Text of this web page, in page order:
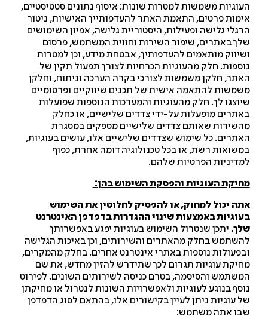
משמשות למטרות שונות: איסוף נתונים סטטיסטיים,
פרטים, התאמת האתר להעדפותייך האישיות, ניטור
גלישה ופעילות, היסטוריית גלישה, אפיון השימושים
באתרים, שיפור השירות וחווית המשתמש, פרסום
מותאמים להעדפותיך, אבטחת מידע, וכן למטרות
חלק מהעוגיות הכרחיות לצורך תפעול תקין של
חלקן משמשות לצורכי בקרה הערכה וניתוח, וחלקן
להתאמה אישית של תכנים שיווקיים ופרסומיים
לך. חלק מהעוגיות והמערכות הנוספות שפועלות
מופעלות על-ידי צדדים שלישיים, או כחלק
שאותם צדדים שלישיים מספקים במסגרת
כל שימוש שצדדים שלישיים אלו, עושים בעוגיות,
רשת, או בכל טכנולוגיה דומה אחרת, כפוף
הפרטיות שלהם.
העוגיות והפסקת השימוש בהן:
יכול למחוק, או להפסיק לחלוטין את השימוש
באמצעות שינוי ההגדרות בדפדפן האינטרנט
יתכן שנטרול השימוש בעוגיות יפגע באפשרותך
בחלק מהאתרים והשירותים, וכן באיכות הגלישה
נוספות באתרי אינטרנט אחרים. בחלק מהמקרים,
עוגיות תגרום לכך שתידרש להזין מחדש, את שם
והסיסמה, בטרם כניסה לשירותים השונים. לפירוט
בנוגע לעוגיות ולאפשרויות השונות לנטרול או מחיקתן
עוגיות ניתן לעיין בקישורים אלו, בהתאם לסוג הדפדפן
אתה משתמש: